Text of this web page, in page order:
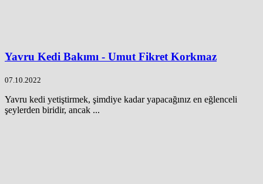
Yavru Kedi Bakımı - Umut Fikret Korkmaz
07.10.2022
Yavru kedi yetiştirmek, şimdiye kadar yapacağınız en eğlenceli
şeylerden biridir, ancak ...